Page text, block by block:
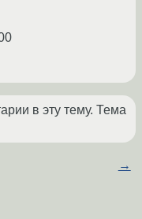
в эту тему. Тема
→